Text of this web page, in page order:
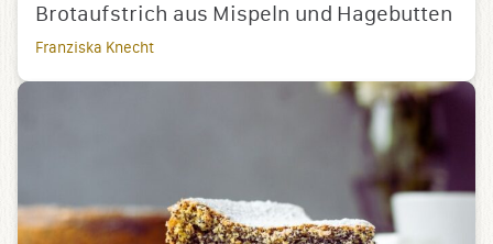
Brotaufstrich aus Mispeln und Hagebutten
Franziska Knecht